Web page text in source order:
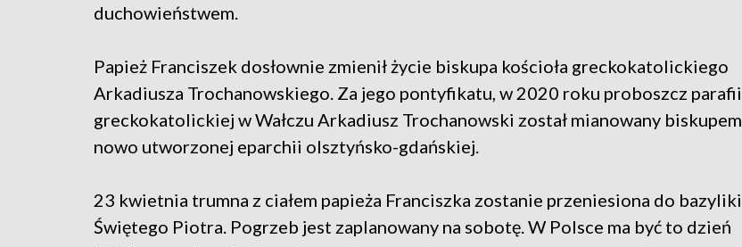
duchowieństwem.
Papież Franciszek dosłownie zmienił życie biskupa kościoła greckokatolickiego
Arkadiusza Trochanowskiego. Za jego pontyfikatu, w 2020 roku proboszcz parafii
greckokatolickiej w Wałczu Arkadiusz Trochanowski został mianowany biskupem
nowo utworzonej eparchii olsztyńsko-gdańskiej.
23 kwietnia trumna z ciałem papieża Franciszka zostanie przeniesiona do bazyliki
Świętego Piotra. Pogrzeb jest zaplanowany na sobotę. W Polsce ma być to dzień